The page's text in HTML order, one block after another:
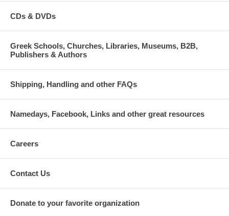
CDs & DVDs
Greek Schools, Churches, Libraries, Museums, B2B,
Publishers & Authors
Shipping, Handling and other FAQs
Namedays, Facebook, Links and other great resources
Careers
Contact Us
Donate to your favorite organization